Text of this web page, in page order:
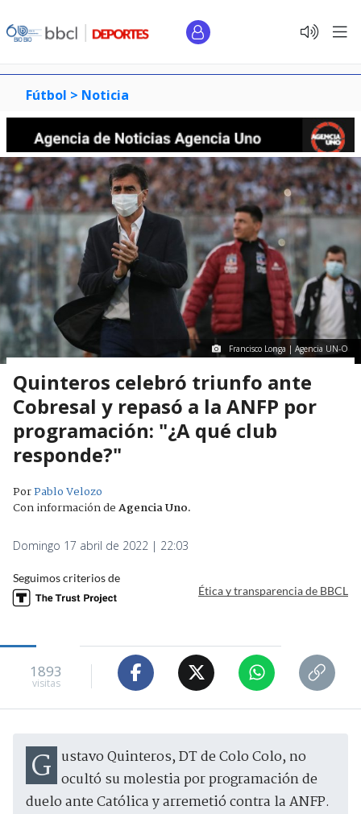
Fútbol > Noticia
Francisco Longa | Agencia UN-O
Quinteros celebró triunfo ante
Cobresal y repasó a la ANFP por
programación: "¿A qué club
responde?"
PorPablo Velozo
Con información deAgencia Uno.
Domingo 17 abril de 2022 | 22:03
Seguimos criterios de
Ética y transparencia de BBCL
1893
visitas
Gustavo Quinteros, DT de Colo Colo, no ocultó su molestia por programación de
duelo ante Católica y arremetió contra la ANFP.